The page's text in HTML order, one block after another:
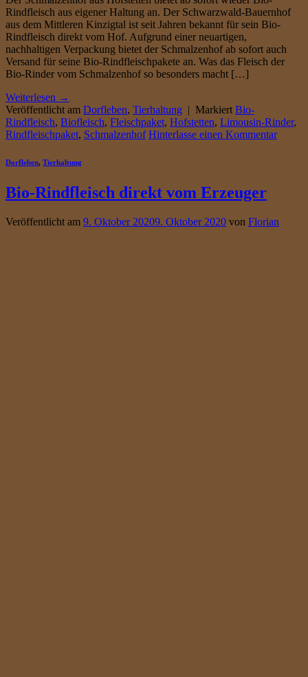
Rindfleisch aus eigener Haltung an. Der Schwarzwald-Bauernhof
aus dem Mittleren Kinzigtal ist seit Jahren bekannt für sein Bio-
Rindfleisch direkt vom Hof. Aufgrund einer neuartigen,
nachhaltigen Verpackung bietet der Schmalzenhof ab sofort auch
Versand für seine Bio-Rindfleischpakete an. Was das Fleisch der
Bio-Rinder vom Schmalzenhof so besonders macht […]
Weiterlesen →
Veröffentlicht am Dorfleben, Tierhaltung | Markiert Bio-
Rindfleisch, Biofleisch, Fleischpaket, Hofstetten, Limousin-Rinder,
Rindfleischpaket, Schmalzenhof Hinterlasse einen Kommentar
Dorfleben, Tierhaltung
Bio-Rindfleisch direkt vom Erzeuger
Veröffentlicht am 9. Oktober 20209. Oktober 2020 von Florian